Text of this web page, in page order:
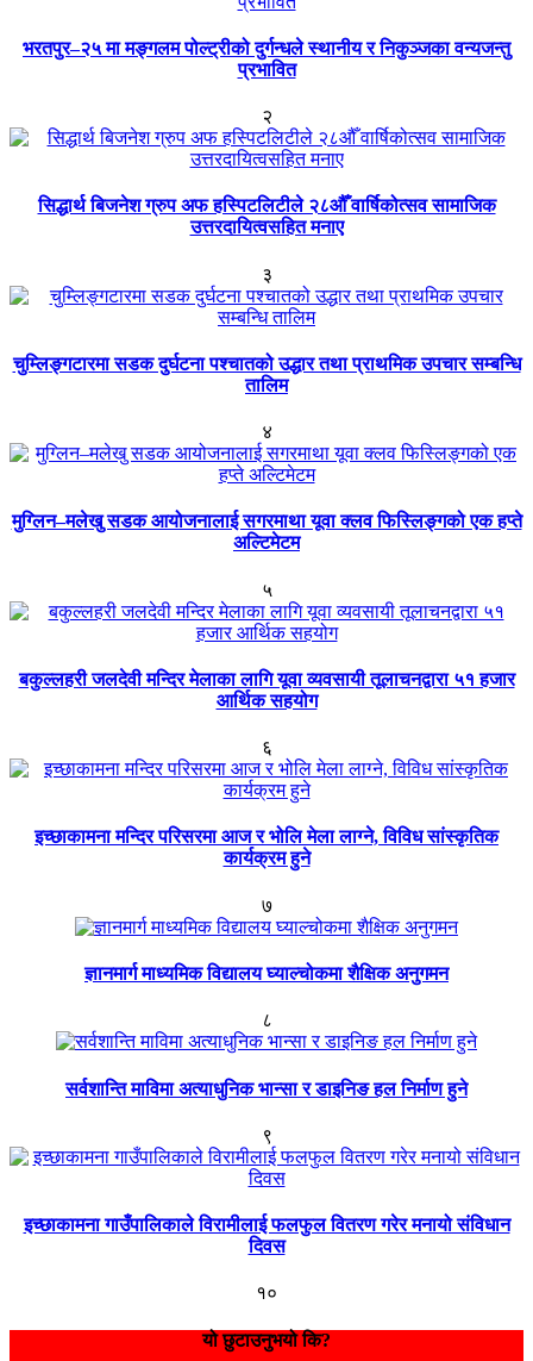
भरतपुर–२५ मा मङ्गलम पोल्ट्रीको दुर्गन्धले स्थानीय र निकुञ्जका वन्यजन्तु
प्रभावित
२
सिद्धार्थ बिजनेश ग्रुप अफ हस्पिटलिटीले २८औँ वार्षिकोत्सव सामाजिक
उत्तरदायित्वसहित मनाए
३
चुम्लिङ्गटारमा सडक दुर्घटना पश्चातको उद्धार तथा प्राथमिक उपचार सम्बन्धि
तालिम
४
मुग्लिन–मलेखु सडक आयोजनालाई सगरमाथा यूवा क्लव फिस्लिङ्गको एक हप्ते
अल्टिमेटम
५
बकुल्लहरी जलदेवी मन्दिर मेलाका लागि यूवा व्यवसायी तूलाचनद्वारा ५१ हजार
आर्थिक सहयोग
६
इच्छाकामना मन्दिर परिसरमा आज र भोलि मेला लाग्ने, विविध सांस्कृतिक
कार्यक्रम हुने
७
ज्ञानमार्ग माध्यमिक विद्यालय घ्याल्चोकमा शैक्षिक अनुगमन
८
सर्वशान्ति माविमा अत्याधुनिक भान्सा र डाइनिङ हल निर्माण हुने
९
इच्छाकामना गाउँपालिकाले विरामीलाई फलफुल वितरण गरेर मनायो संविधान
दिवस
१०
यो छुटाउनुभयो कि?